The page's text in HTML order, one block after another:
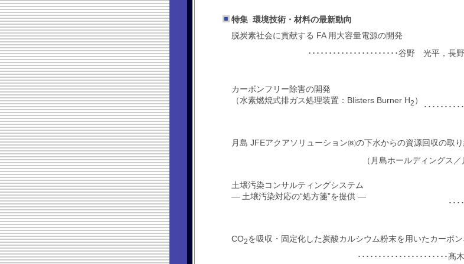
特集 環境技術・材料の最新動向
脱炭素社会に貢献する FA 用大容量電源の開発
･･････････････････････谷野 光平
カーボンフリー除害の開発
（水素燃焼式排ガス処理装置：Blisters Burner H2 ）
･････････
月島 JFEアクアソリューション㈱の下水からの資源回収の取
（月島ホールディングス
土壌汚染コンサルティングシステム
― 土壌汚染対応の“処方箋”を提供 ―
･･
CO2を吸収・固定化した炭酸カルシウム粉末を用いたカーボ
･････････････････････